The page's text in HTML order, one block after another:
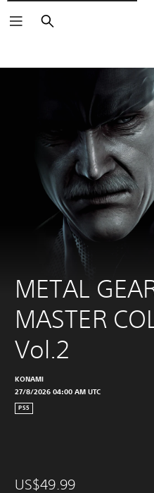
Buscar
METAL
MASTER
Vol.2
KONAMI
27/8/2026 04:00 AM UTC
PS5
US$49.99